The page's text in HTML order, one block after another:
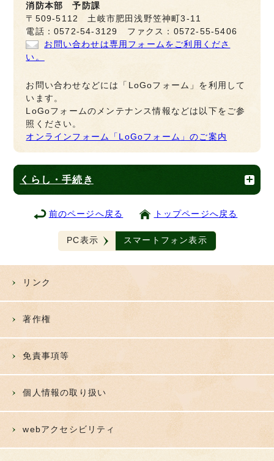
消防本部 予防課
〒509-5112 土岐市肥田浅野笠神町3-11
電話：0572-54-3129 ファクス：0572-55-5406
お問い合わせは専用フォームをご利用くださ
い。
お問い合わせなどには「LoGoフォーム」を利用して
います。
LoGoフォームのメンテナンス情報などは以下をご参
照ください。
オンラインフォーム「LoGoフォーム」のご案内
くらし・手続き
前のページへ戻る トップページへ戻る
PC表示 スマートフォン表示
リンク
著作権
免責事項等
個人情報の取り扱い
webアクセシビリティ